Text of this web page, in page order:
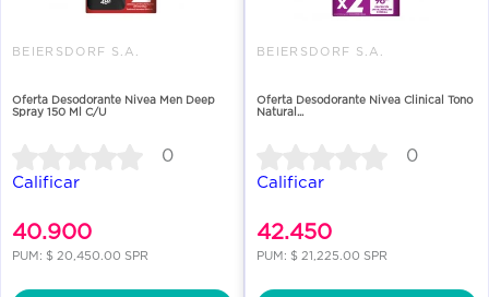
BEIERSDORF S.A.
Oferta Desodorante Nivea Men Deep
Spray 150 Ml C/U
0
Calificar
40.900
PUM: $ 20,450.00 SPR
BEIERSDORF S.A.
Oferta Desodorante Nivea Clinical Tono
Natural...
0
Calificar
42.450
PUM: $ 21,225.00 SPR